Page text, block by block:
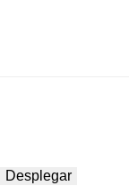
Desplegar